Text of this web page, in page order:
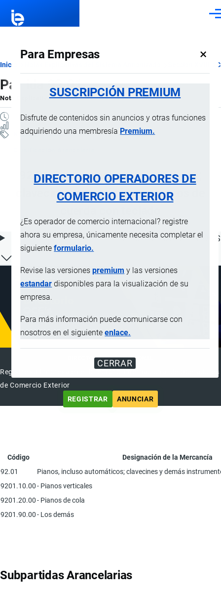
Para Empresas ×
SUSCRIPCIÓN PREMIUM
Disfrute de contenidos sin anuncios y otras funciones
adquiriendo una membresía Premium.
DIRECTORIO OPERADORES DE
COMERCIO EXTERIOR
¿Es operador de comercio internacional? registre
ahora su empresa, únicamente necesita completar el
siguienteformulario.
Revise las versionespremium y las versiones
estandar disponibles para la visualización de su
empresa.
Para más información puede comunicarse con
nosotros en el siguienteenlace.
CERRAR
Ruta
de
navegación
Inicio
Partida 92.01
Nota ExplicativaporImportaciones …, 22 Julio, 2024
2 MINUTOS
Notas Explicativas
92.01 Pianos, incluso automáticos;
clavecines y demás instrumentos de
ÍNDICE DE CONTENIDOS
DIRECTORIO INTERNACIONAL
Registre su Empresa en el Directorio Internacional de Operadores
de Comercio Exterior
REGISTRAR
ANUNCIAR
Código
Designación de la Mercancía
92.01
Pianos, incluso automáticos; clavecines y demás
9201.10.00- Pianos verticales
9201.20.00- Pianos de cola
9201.90.00- Los demás
Subpartidas Arancelarias